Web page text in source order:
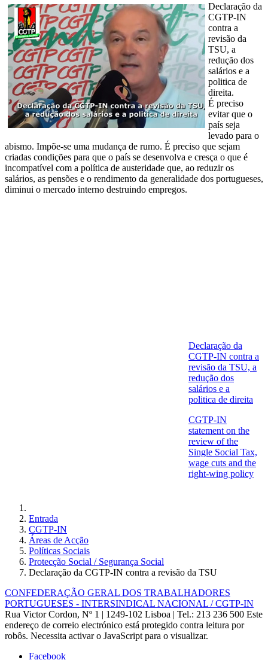
Declaração da
CGTP-IN
contra a
revisão da
TSU, a
redução dos
salários e a
politica de
direita.
É preciso
evitar que o
país seja
levado para o
abismo. Impõe-se uma mudança de rumo. É preciso que sejam
criadas condições para que o país se desenvolva e cresça o que é
incompatível com a política de austeridade que, ao reduzir os
salários, as pensões e o rendimento da generalidade dos portugueses,
diminui o mercado interno destruindo empregos.
Declaração da
CGTP-IN contra a
revisão da TSU, a
redução dos
salários e a
politica de direita
CGTP‐IN
statement on the
review of the
Single Social Tax,
wage cuts and the
right‐wing policy
Entrada
CGTP-IN
Áreas de Acção
Políticas Sociais
Protecção Social / Segurança Social
Declaração da CGTP-IN contra a revisão da TSU
CONFEDERAÇÃO GERAL DOS TRABALHADORES
PORTUGUESES - INTERSINDICAL NACIONAL / CGTP-IN
Rua Victor Cordon, Nº 1 | 1249-102 Lisboa | Tel.: 213 236 500 Este
endereço de correio electrónico está protegido contra leitura por
robôs. Necessita activar o JavaScript para o visualizar.
Facebook